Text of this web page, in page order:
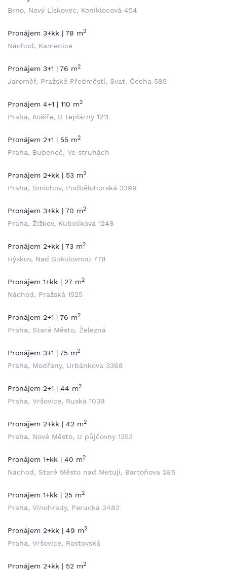
Brno, Nový Lískovec, Koniklecová 454
Pronájem 3+kk | 78 m2
Náchod, Kamenice
Pronájem 3+1 | 76 m2
Jaroměř, Pražské Předměstí, Svat. Čecha 585
Pronájem 4+1 | 110 m2
Praha, Košíře, U teplárny 1211
Pronájem 2+1 | 55 m2
Praha, Bubeneč, Ve struhách
Pronájem 2+kk | 53 m2
Praha, Smíchov, Podbělohorská 3399
Pronájem 3+kk | 70 m2
Praha, Žižkov, Kubelíkova 1248
Pronájem 2+kk | 73 m2
Hýskov, Nad Sokolovnou 778
Pronájem 1+kk | 27 m2
Náchod, Pražská 1525
Pronájem 2+1 | 76 m2
Praha, Staré Město, Železná
Pronájem 3+1 | 75 m2
Praha, Modřany, Urbánkova 3368
Pronájem 2+1 | 44 m2
Praha, Vršovice, Ruská 1039
Pronájem 2+kk | 42 m2
Praha, Nové Město, U půjčovny 1353
Pronájem 1+kk | 40 m2
Náchod, Staré Město nad Metují, Bartoňova 285
Pronájem 1+kk | 25 m2
Praha, Vinohrady, Perucká 2482
Pronájem 2+kk | 49 m2
Praha, Vršovice, Rostovská
Pronájem 2+kk | 52 m2